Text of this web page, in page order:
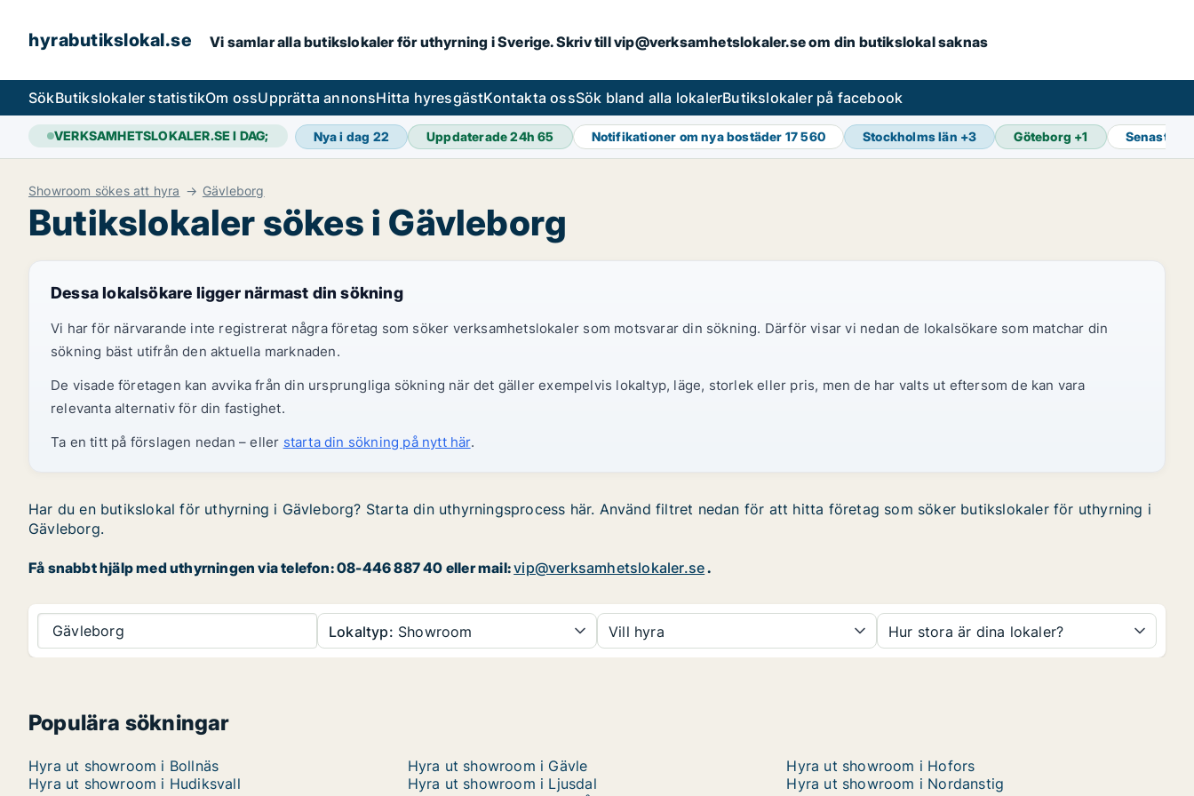
hyrabutikslokal.se Vi samlar alla butikslokaler för uthyrning i Sverige. Skriv till vip@verksamhetslokaler.se om din butikslokal saknas
SökButikslokaler statistikOm ossUpprätta annonsHitta hyresgästKontakta ossSök bland alla lokalerButikslokaler på facebook
VERKSAMHETSLOKALER.SE I DAG; Nya i dag 22 Uppdaterade 24h65 Notifikationer om nya bostäder 17 560 Stockholms län +3 Göteborg +1 Senaste
Showroom sökes att hyra Gävleborg
Butikslokaler sökes i Gävleborg
Dessa lokalsökare ligger närmast din sökning
Vi har för närvarande inte registrerat några företag som söker verksamhetslokaler som motsvarar din sökning. Därför visar vi nedan de lokalsökare som matchar din
sökning bäst utifrån den aktuella marknaden.
De visade företagen kan avvika från din ursprungliga sökning när det gäller exempelvis lokaltyp, läge, storlek eller pris, men de har valts ut eftersom de kan vara
relevanta alternativ för din fastighet.
Ta en titt på förslagen nedan – eller starta din sökning på nytt här.
Har du en butikslokal för uthyrning i Gävleborg? Starta din uthyrningsprocess här. Använd filtret nedan för att hitta företag som söker butikslokaler för uthyrning i
Gävleborg.
Få snabbt hjälp med uthyrningen via telefon: 08-446 887 40 eller mail:vip@verksamhetslokaler.se.
Gävleborg Lokaltyp: Showroom Vill hyra Hur stora är dina lokaler?
Populära sökningar
Hyra ut showroom i Bollnäs Hyra ut showroom i Gävle
Hyra ut showroom i Hofors
Hyra ut showroom i Hudiksvall
Hyra ut showroom i Ljusdal
Hyra ut showroom i Nordanstig